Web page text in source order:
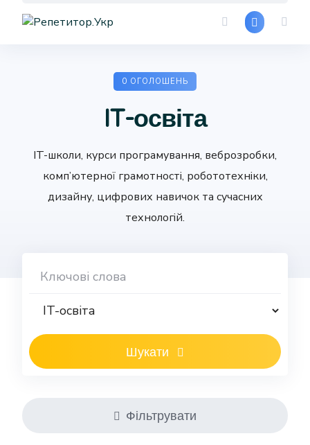
0 ОГОЛОШЕНЬ
IT-освіта
IT-школи, курси програмування, веброзробки,
комп’ютерної грамотності, робототехніки,
дизайну, цифрових навичок та сучасних
технологій.
Шукати
Фільтрувати